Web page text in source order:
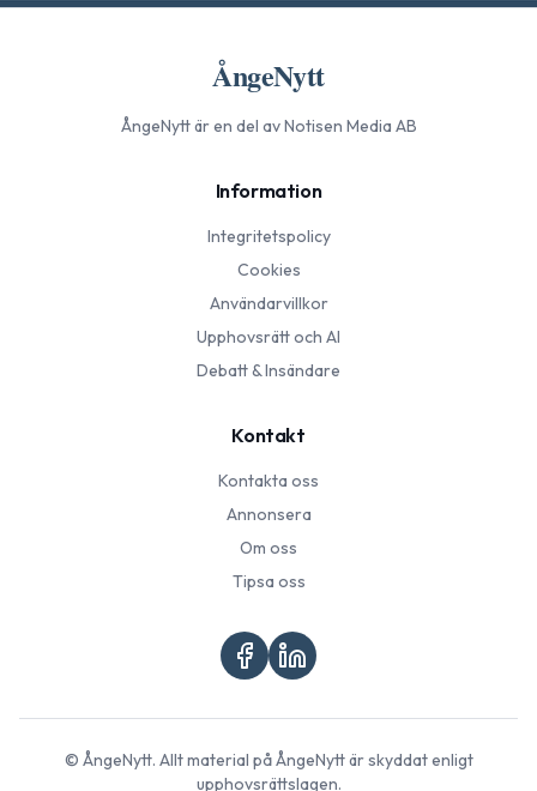
ÅngeNytt
ÅngeNyttär en del av Notisen Media AB
Information
Integritetspolicy
Cookies
Användarvillkor
Upphovsrätt och AI
Debatt & Insändare
Kontakt
Kontakta oss
Annonsera
Om oss
Tipsa oss
© ÅngeNytt. Allt material påÅngeNyttär skyddat enligt
upphovsrättslagen.